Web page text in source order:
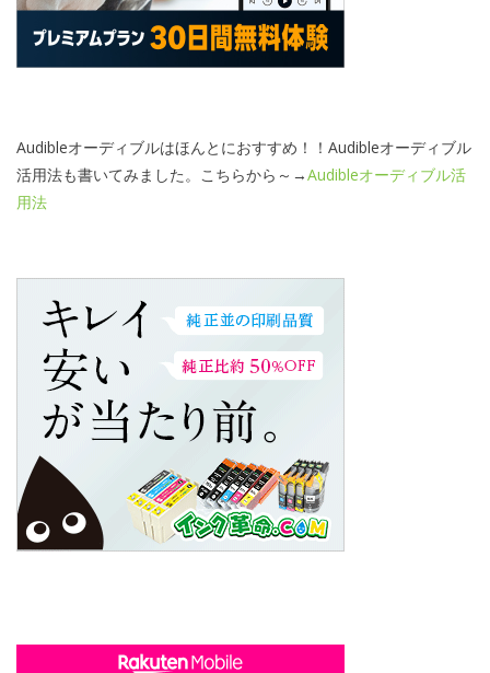
Audibleオーディブルはほんとにおすすめ！！Audibleオーディブル
活用法も書いてみました。こちらから～→Audibleオーディブル活
用法